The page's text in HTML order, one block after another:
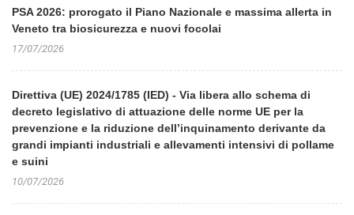
PSA 2026: prorogato il Piano Nazionale e massima allerta in
Veneto tra biosicurezza e nuovi focolai
17/07/2026
Direttiva (UE) 2024/1785 (IED) - Via libera allo schema di
decreto legislativo di attuazione delle norme UE per la
prevenzione e la riduzione dell’inquinamento derivante da
grandi impianti industriali e allevamenti intensivi di pollame
e suini
10/07/2026